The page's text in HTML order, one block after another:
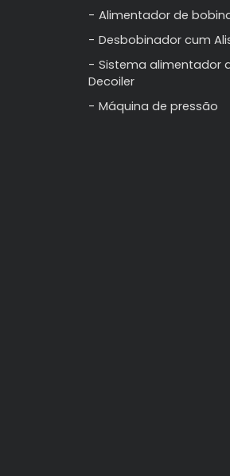
Alimentador de
Desbobinador cum
Sistema alimentador
Decoiler
Máquina de pressão